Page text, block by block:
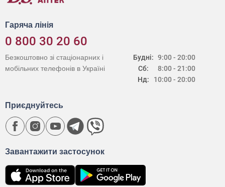
Гаряча лінія
0 800 30 20 60
Будні:
Сб:
Нд:
9:00 - 20:00
8:00 - 21:00
10:00 - 20:00
Безкоштовно зі стаціонарних і
мобільних телефонів в Україні
Завантажити застосунок
Приєднуйтесь